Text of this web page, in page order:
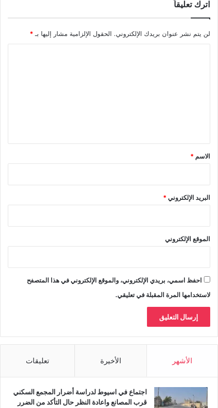
اترك تعليقاً
لن يتم نشر عنوان بريدك الإلكتروني. الحقول الإلزامية مشار إليها بـ *
*
الاسم *
البريد الإلكتروني*
الموقع الإلكتروني
احفظ اسمي، بريدي الإلكتروني، والموقع الإلكتروني في هذا المتصفح
لاستخدامها المرة المقبلة في تعليقي.
الأشهر الأخيرة تعليقات
اجتماع في اسيوط لدراسة أضرار المجمع السكني
قرب المصانع واعادة النظر حال التأكد من الضرر